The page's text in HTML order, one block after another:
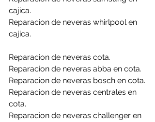
cajica.
Reparacion de neveras whirlpool en
cajica.
Reparacion de neveras cota.
Reparacion de neveras abba en cota.
Reparacion de neveras bosch en cota.
Reparacion de neveras centrales en
cota.
Reparacion de neveras challenger en